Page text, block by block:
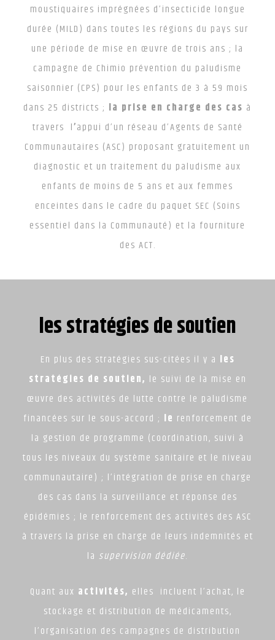
moustiquaires imprégnées d’insecticide longue
durée (MILD) dans toutes les régions du pays sur
une période de mise en œuvre de trois ans ; la
campagne de Chimio prévention du paludisme
saisonnier (CPS) pour les enfants de 3 à 59 mois
dans 25 districts ; la prise en charge des cas à
travers l’appui d’un réseau d’Agents de Santé
Communautaires (ASC) proposant gratuitement un
diagnostic et un traitement du paludisme aux
enfants de moins de 5 ans et aux femmes
enceintes dans le cadre du paquet SEC (Soins
essentiel dans la Communauté) et la fourniture
des ACT.
les stratégies de soutien
En plus des stratégies sus-citées il y a les
stratégies de soutien, le suivi de la mise en
œuvre des activités de lutte contre le paludisme
financées sur le sous-accord ; le renforcement de
la gestion de programme (coordination, suivi à
tous les niveaux du système sanitaire et le niveau
communautaire) ; l’intégration de prise en charge
des cas dans la surveillance et réponse des
épidémies ; le renforcement des activités des ASC
à travers la prise en charge de leurs indemnités et
la supervision dédiée.
Quant aux activités, elles incluent l’achat, le
stockage et distribution de médicaments,
l’organisation des campagnes de distribution